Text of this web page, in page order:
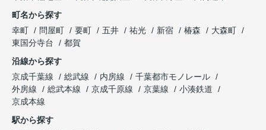
町名から探す
幸町
問屋町 要町 五井 祐光 新宿 椿森
大森町
東国分寺台
都賀
沿線から探す
京成千葉線
総武線 内房線
千葉都市モノレール
外房線
総武本線 京成千原線 京葉線
小湊鉄道
京成本線
駅から探す